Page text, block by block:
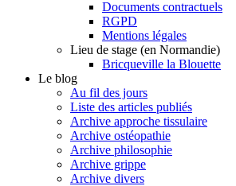
Documents contractuels
RGPD
Mentions légales
Lieu de stage (en Normandie)
Bricqueville la Blouette
Le blog
Au fil des jours
Liste des articles publiés
Archive approche tissulaire
Archive ostéopathie
Archive philosophie
Archive grippe
Archive divers